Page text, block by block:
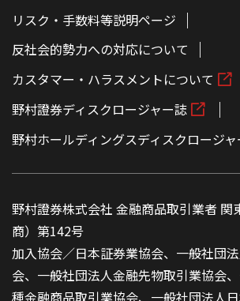
リスク・手数料等説明ページ
反社会的勢力への対応について
カスタマー・ハラスメントについて
野村證券ディスクロージャー誌
野村ホールディングスディスクロージ
野村證券株式会社 金融商品取引業者 関
商）第142号
加入協会／日本証券業協会、一般社団
会、一般社団法人金融先物取引業協会